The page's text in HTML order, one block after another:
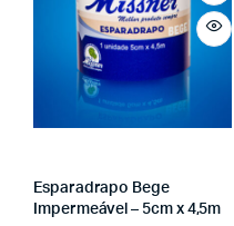
Esparadrapo Bege
Impermeável – 5cm x 4,5m